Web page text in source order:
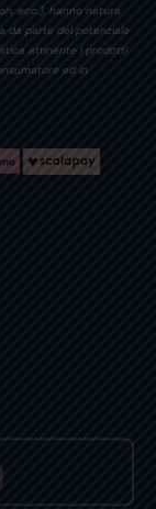
ecc.), hanno natura
da parte del potenziale
attinente i prodotti
ed in